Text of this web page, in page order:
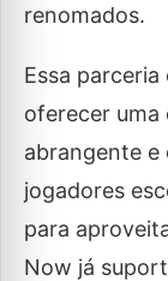
renomados.
Essa
oferecer uma
abrangente
jogadores
para
Now já